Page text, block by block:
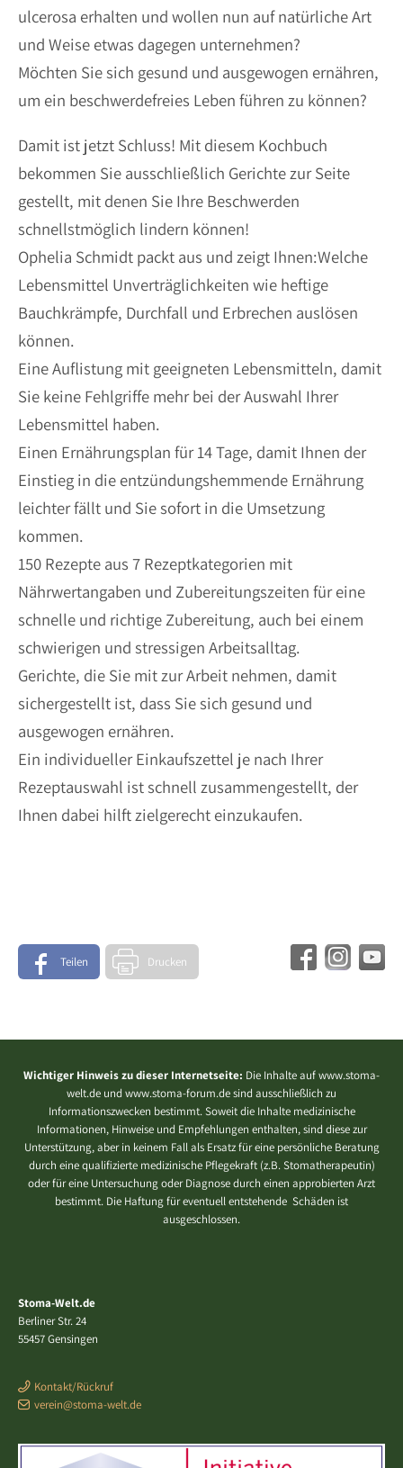
ulcerosa erhalten und wollen nun auf natürliche Art
und Weise etwas dagegen unternehmen?
Möchten Sie sich gesund und ausgewogen ernähren,
um ein beschwerdefreies Leben führen zu können?
Damit ist jetzt Schluss! Mit diesem Kochbuch
bekommen Sie ausschließlich Gerichte zur Seite
gestellt, mit denen Sie Ihre Beschwerden
schnellstmöglich lindern können!
Ophelia Schmidt packt aus und zeigt Ihnen:Welche
Lebensmittel Unverträglichkeiten wie heftige
Bauchkrämpfe, Durchfall und Erbrechen auslösen
können.
Eine Auflistung mit geeigneten Lebensmitteln, damit
Sie keine Fehlgriffe mehr bei der Auswahl Ihrer
Lebensmittel haben.
Einen Ernährungsplan für 14 Tage, damit Ihnen der
Einstieg in die entzündungshemmende Ernährung
leichter fällt und Sie sofort in die Umsetzung
kommen.
150 Rezepte aus 7 Rezeptkategorien mit
Nährwertangaben und Zubereitungszeiten für eine
schnelle und richtige Zubereitung, auch bei einem
schwierigen und stressigen Arbeitsalltag.
Gerichte, die Sie mit zur Arbeit nehmen, damit
sichergestellt ist, dass Sie sich gesund und
ausgewogen ernähren.
Ein individueller Einkaufszettel je nach Ihrer
Rezeptauswahl ist schnell zusammengestellt, der
Ihnen dabei hilft zielgerecht einzukaufen.
Teilen Drucken
Wichtiger Hinweis zu dieser Internetseite: Die Inhalte auf www.stoma-
welt.de und www.stoma-forum.de sind ausschließlich zu
Informationszwecken bestimmt. Soweit die Inhalte medizinische
Informationen, Hinweise und Empfehlungen enthalten, sind diese zur
Unterstützung, aber in keinem Fall als Ersatz für eine persönliche Beratung
durch eine qualifizierte medizinische Pflegekraft (z.B. Stomatherapeutin)
oder für eine Untersuchung oder Diagnose durch einen approbierten Arzt
bestimmt. Die Haftung für eventuell entstehende Schäden ist
ausgeschlossen.
Stoma-Welt.de
Berliner Str. 24
55457 Gensingen
Kontakt/Rückruf
verein@stoma-welt.de